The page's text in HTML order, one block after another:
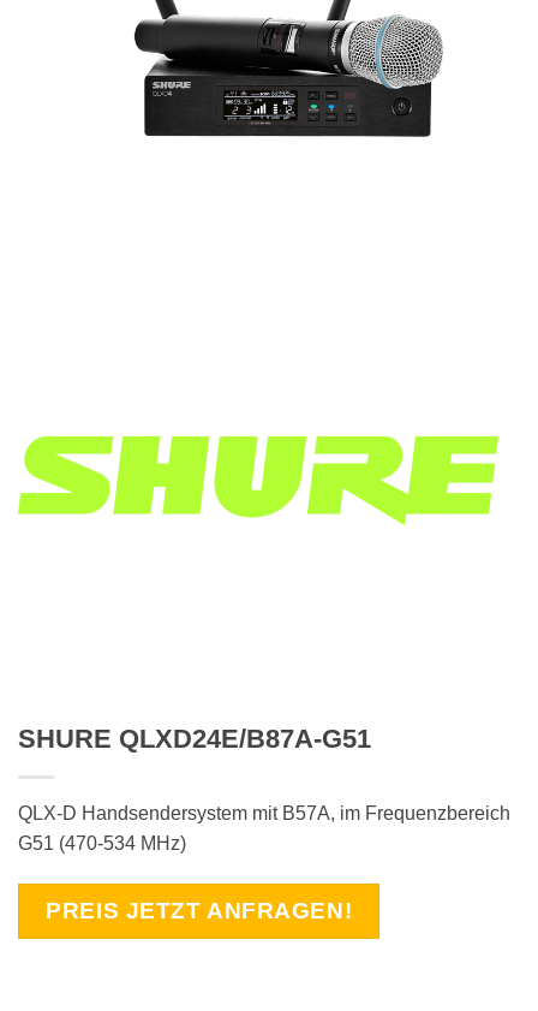
SHURE QLXD24E/B87A-G51
QLX-D Handsendersystem mit B57A, im Frequenzbereich
G51 (470-534 MHz)
PREIS JETZT ANFRAGEN!